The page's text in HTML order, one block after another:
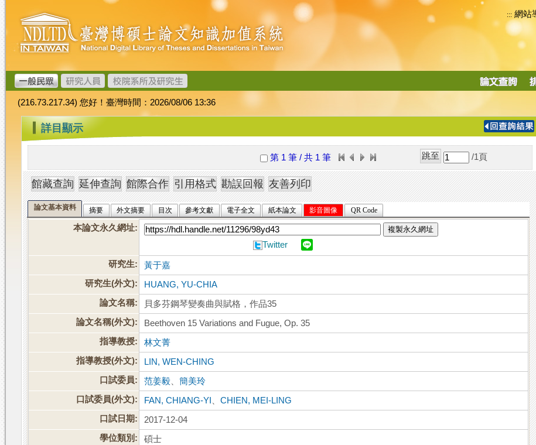
跳
到
主
要
內
容
臺
灣
博
碩
士
論
文
加
值
系
統
::: 網站
導
(216.73.217.34) 您好！臺灣時間：2026/08/06 13:36
::: 詳目顯示
第 1 筆 / 共 1 筆 /1 頁
論文基本資料 摘要 外文摘要 目次 參考文獻 電子全文 紙本論文 影音圖像 QR Code
本論文永久網址: 複製永久網址
Twitter
研究生:
黃于嘉
研究生(外文):
HUANG, YU-CHIA
論文名稱:
貝多芬鋼琴變奏曲與賦格，作品35
論文名稱(外文):
Beethoven 15 Variations and Fugue, Op. 35
指導教授:
林文菁
指導教授(外文):
LIN, WEN-CHING
口試委員:
范姜毅 、簡美玲
口試委員(外文):
FAN, CHIANG-YI 、CHIEN, MEI-LING
口試日期:
2017-12-04
學位類別:
碩士